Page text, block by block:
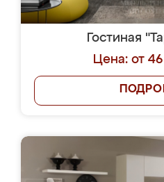
Гостиная
Цена: от